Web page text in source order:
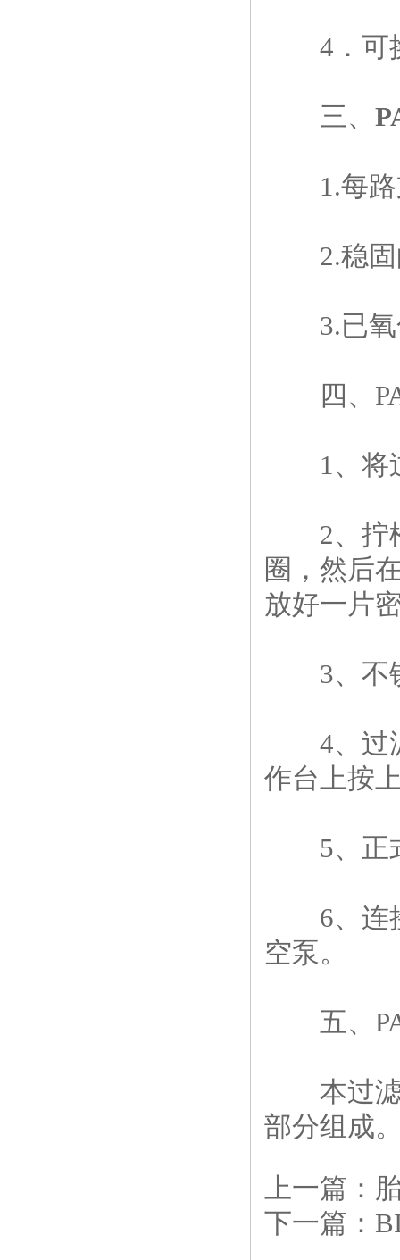
4．可换
三、
1.每路
2.稳固
3.已氧化
四、
1、将过
2、拧松
圈，然后
放好一片
3、不锈
4、过滤
作台上按
5、正式
6、连接
空泵。
五、
本过滤
部分组成
上一篇：
下一篇：